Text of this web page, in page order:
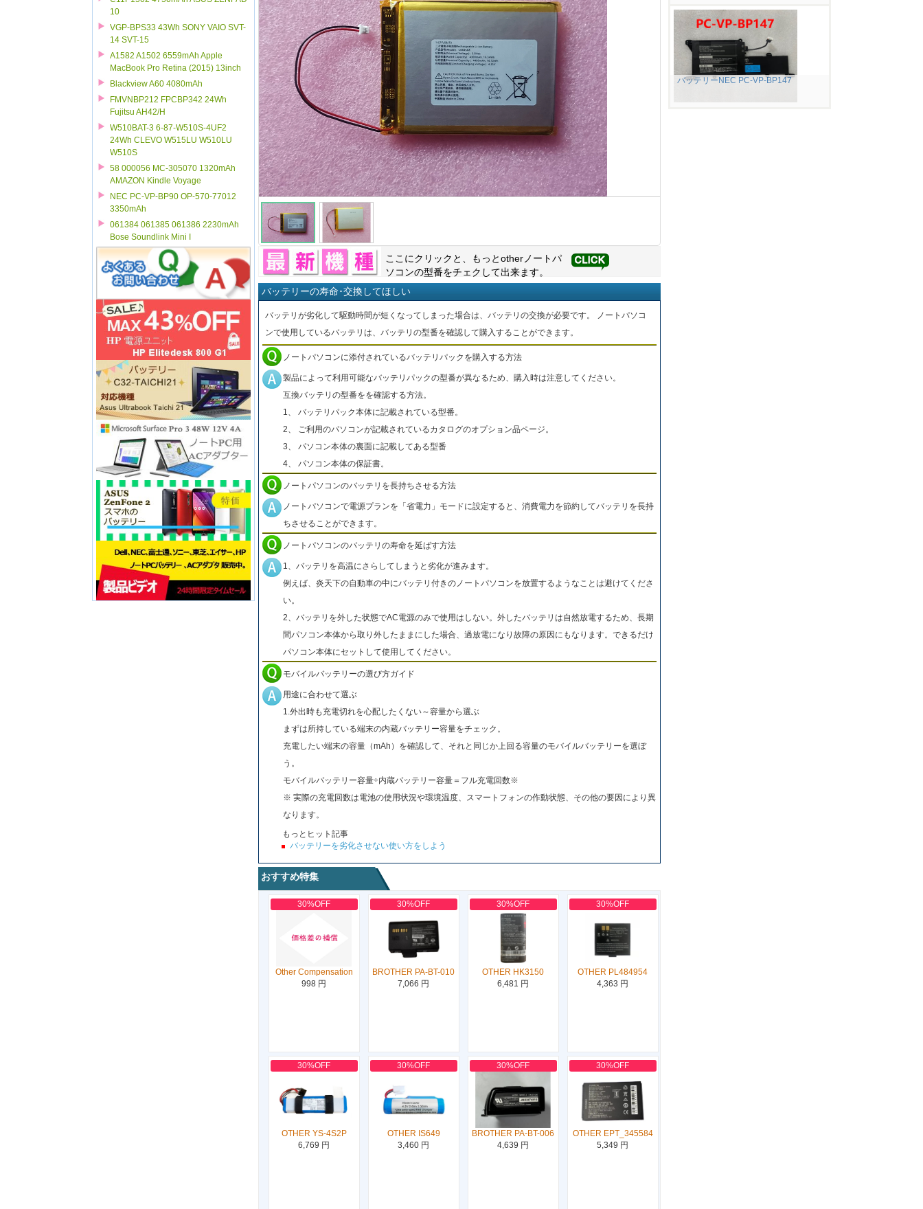
10
VGP-BPS33 43Wh SONY VAIO SVT-
14 SVT-15
A1582 A1502 6559mAh Apple
MacBook Pro Retina (2015) 13inch
Blackview A60 4080mAh
FMVNBP212 FPCBP342 24Wh
Fujitsu AH42/H
W510BAT-3 6-87-W510S-4UF2
24Wh CLEVO W515LU W510LU
W510S
58 000056 MC-305070 1320mAh
AMAZON Kindle Voyage
NEC PC-VP-BP90 OP-570-77012
3350mAh
061384 061385 061386 2230mAh
Bose Soundlink Mini I
ここにクリックと、もっとotherノートパ
ソコンの型番をチェクして出来ます。
バッテリーの寿命･交換してほしい
バッテリが劣化して駆動時間が短くなってしまった場合は、バッテリの交換が必要です。 ノートパソコ
ンで使用しているバッテリは、バッテリの型番を確認して購入することができます。
ノートパソコンに添付されているバッテリパックを購入する方法
製品によって利用可能なバッテリパックの型番が異なるため、購入時は注意してください。
互換バッテリの型番をを確認する方法。
1、 バッテリパック本体に記載されている型番。
2、 ご利用のパソコンが記載されているカタログのオプション品ページ。
3、 パソコン本体の裏面に記載してある型番
4、 パソコン本体の保証書。
ノートパソコンのバッテリを長持ちさせる方法
ノートパソコンで電源プランを「省電力」モードに設定すると、消費電力を節約してバッテリを長持
ちさせることができます。
ノートパソコンのバッテリの寿命を延ばす方法
1、バッテリを高温にさらしてしまうと劣化が進みます。
例えば、炎天下の自動車の中にバッテリ付きのノートパソコンを放置するようなことは避けてくださ
い。
2、バッテリを外した状態でAC電源のみで使用はしない。外したバッテリは自然放電するため、長期
間パソコン本体から取り外したままにした場合、過放電になり故障の原因にもなります。できるだけ
パソコン本体にセットして使用してください。
モバイルバッテリーの選び方ガイド
用途に合わせて選ぶ
1.外出時も充電切れを心配したくない～容量から選ぶ
まずは所持している端末の内蔵バッテリー容量をチェック。
充電したい端末の容量（mAh）を確認して、それと同じか上回る容量のモバイルバッテリーを選ぼ
う。
モバイルバッテリー容量÷内蔵バッテリー容量＝フル充電回数※
※ 実際の充電回数は電池の使用状況や環境温度、スマートフォンの作動状態、その他の要因により異
なります。
もっとヒット記事
バッテリーを劣化させない使い方をしよう
おすすめ特集
30%OFF
Other Compensation
998 円
30%OFF
BROTHER PA-BT-010
7,066 円
30%OFF
OTHER HK3150
6,481 円
30%OFF
OTHER PL484954
4,363 円
30%OFF
OTHER YS-4S2P
6,769 円
30%OFF
OTHER IS649
3,460 円
30%OFF
BROTHER PA-BT-006
4,639 円
30%OFF
OTHER EPT_345584
5,349 円
バッテリーNEC PC-VP-BP147